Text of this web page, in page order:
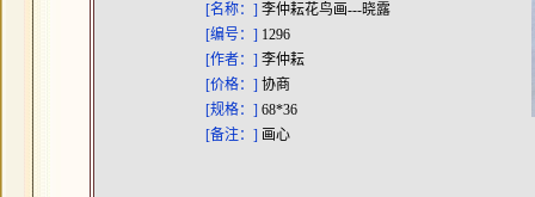
[名称：] 李仲耘花鸟画---晓露
[编号：] 1296
[作者：] 李仲耘
[价格：] 协商
[规格：] 68*36
[备注：] 画心